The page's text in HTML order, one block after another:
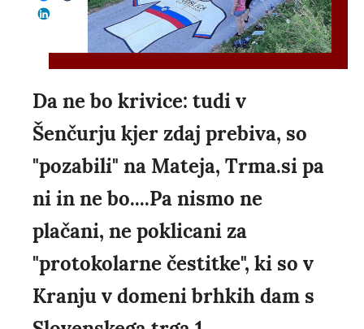
Da ne bo krivice: tudi v
Šenčurju kjer zdaj prebiva, so
"pozabili" na Mateja, Trma.si pa
ni in ne bo....Pa nismo ne
plačani, ne poklicani za
"protokolarne čestitke", ki so v
Kranju v domeni brhkih dam s